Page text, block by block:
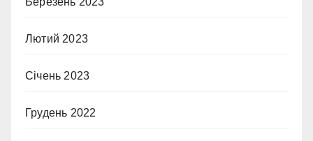
Лютий 2023
Січень 2023
Грудень 2022